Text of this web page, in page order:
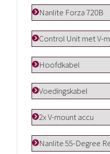
Nanlite Forza 720B
Control Unit met V-
Hoofdkabel
Voedingskabel
2x V-mount accu
Nanlite 55-Degree